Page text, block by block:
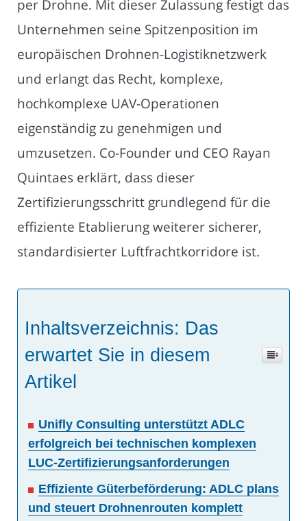
per Drohne. Mit dieser Zulassung festigt das
Unternehmen seine Spitzenposition im
europäischen Drohnen-Logistiknetzwerk
und erlangt das Recht, komplexe,
hochkomplexe UAV-Operationen
eigenständig zu genehmigen und
umzusetzen. Co-Founder und CEO Rayan
Quintaes erklärt, dass dieser
Zertifizierungsschritt grundlegend für die
effiziente Etablierung weiterer sicherer,
standardisierter Luftfrachtkorridore ist.
Inhaltsverzeichnis: Das
erwartet Sie in diesem
Artikel
Unifly Consulting unterstützt ADLC
erfolgreich bei technischen komplexen
LUC-Zertifizierungsanforderungen
Effiziente Güterbeförderung: ADLC plans
und steuert Drohnenrouten komplett